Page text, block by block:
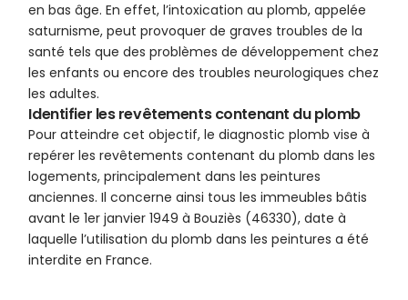
en bas âge. En effet, l’intoxication au plomb, appelée
saturnisme, peut provoquer de graves troubles de la
santé tels que des problèmes de développement chez
les enfants ou encore des troubles neurologiques chez
les adultes.
Identifier les revêtements contenant du plomb
Pour atteindre cet objectif, le diagnostic plomb vise à
repérer les revêtements contenant du plomb dans les
logements, principalement dans les peintures
anciennes. Il concerne ainsi tous les immeubles bâtis
avant le 1er janvier 1949 à Bouziès (46330), date à
laquelle l’utilisation du plomb dans les peintures a été
interdite en France.